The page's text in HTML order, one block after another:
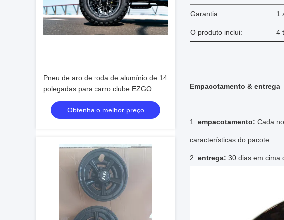
Pneu de aro de roda de alumínio de 14
polegadas para carro clube EZGO
Yamaha uso TOP Golf
Obtenha o melhor preço
Garantia: 1
O produto inclui: 4
Empacotamento & entrega
1. empacotamento: Cada
características do pacote.
2. entrega: 30 dias em cima